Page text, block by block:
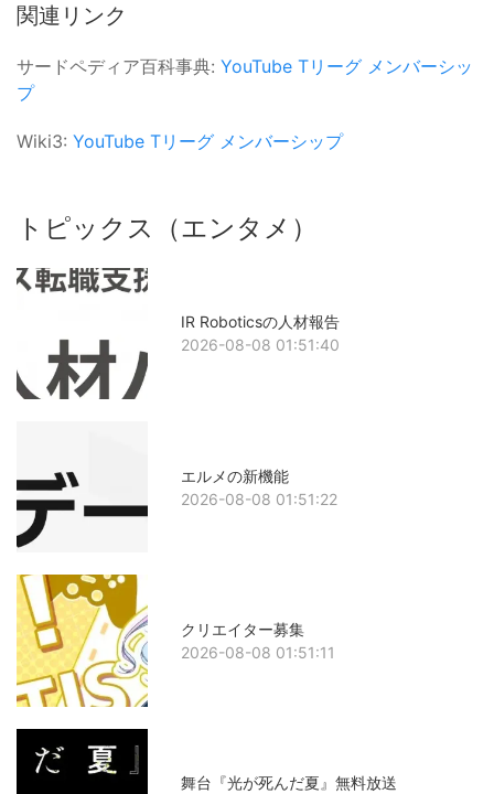
関連リンク
サードペディア百科事典: YouTube Tリーグ メンバーシッ
プ
Wiki3: YouTube Tリーグ メンバーシップ
トピックス（エンタメ）
IR Roboticsの人材報告
2026-08-08 01:51:40
エルメの新機能
2026-08-08 01:51:22
クリエイター募集
2026-08-08 01:51:11
舞台『光が死んだ夏』無料放送